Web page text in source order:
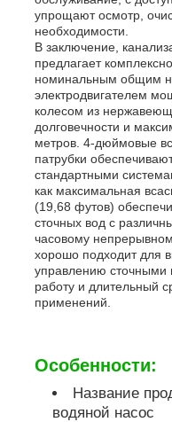
домашний
Набор генератора
Генератор с
Сохранение
упрощают осмотр,
необходимости.
В заключение,
предлагает
номинальным общим
электродвигателем
колесом из
долговечности и
метров. 4-дюймовые
патрубки
стандартными
как максимальная
(19,68 футов)
сточных вод с
часовому
хорошо подходит для
управлению сточными
работу и длительный
применений.
Особенности:
Название
водяной насос